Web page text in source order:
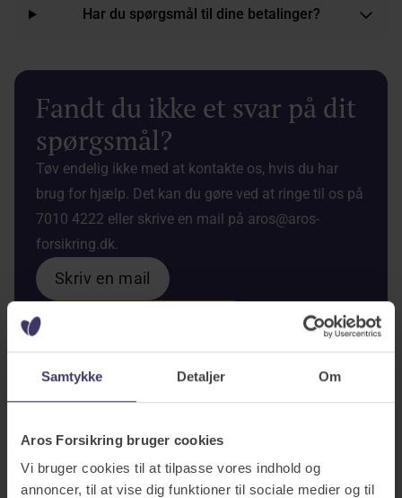
Samtykke Detaljer Om
Aros Forsikring bruger cookies
Vi bruger cookies til at tilpasse vores indhold og
annoncer, til at vise dig funktioner til sociale medier og til
Har du spørgsmål til dine betalinger?
Fandt du ikke et svar på dit
spørgsmål?
Tøv endelig ikke med at kontakte os, hvis du har
brug for hjælp. Det kan du gøre ved at ringe til os på
7010 4222 eller skrive en mail på aros@aros-
forsikring.dk.
Skriv en mail